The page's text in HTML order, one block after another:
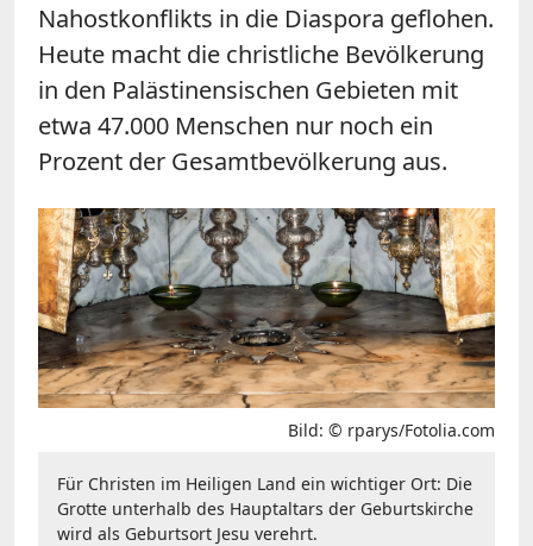
Nahostkonflikts in die Diaspora geflohen.
Heute macht die christliche Bevölkerung
in den Palästinensischen Gebieten mit
etwa 47.000 Menschen nur noch ein
Prozent der Gesamtbevölkerung aus.
Bild: © rparys/Fotolia.com
Für Christen im Heiligen Land ein wichtiger Ort: Die
Grotte unterhalb des Hauptaltars der Geburtskirche
wird als Geburtsort Jesu verehrt.